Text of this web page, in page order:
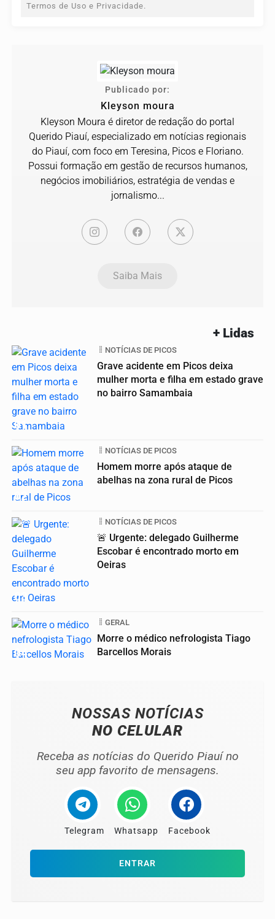
Termos de Uso e Privacidade.
Publicado por:
Kleyson moura
Kleyson Moura é diretor de redação do portal
Querido Piauí, especializado em notícias regionais
do Piauí, com foco em Teresina, Picos e Floriano.
Possui formação em gestão de recursos humanos,
negócios imobiliários, estratégia de vendas e
jornalismo...
Saiba Mais
+ Lidas
01
NOTÍCIAS DE PICOS
Grave acidente em Picos deixa
mulher morta e filha em estado grave
no bairro Samambaia
02
NOTÍCIAS DE PICOS
Homem morre após ataque de
abelhas na zona rural de Picos
03
NOTÍCIAS DE PICOS
🚨 Urgente: delegado Guilherme
Escobar é encontrado morto em
Oeiras
04
GERAL
Morre o médico nefrologista Tiago
Barcellos Morais
NOSSAS NOTÍCIAS
NO CELULAR
Receba as notícias do Querido Piauí no
seu app favorito de mensagens.
Telegram Whatsapp Facebook
ENTRAR